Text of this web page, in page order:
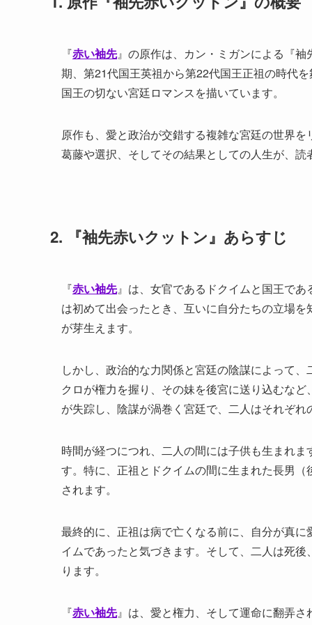
『赤い袖先』の原作は、カン・ミガンによる『
期、第21代国王英祖から第22代国王正祖の時代
国王の切ない宮廷ロマンスを描いています。
原作も、愛と政治が交錯する複雑な宮廷の世界
葛藤や選択、そしてその結果としての人生が、
2. 『袖先赤いクットン』あらすじ
『赤い袖先』は、女官であるドクイムと国王で
は初めて出会ったとき、互いに自分たちの立場
が芽生えます。
しかし、政治的な力関係と宮廷の陰謀によって
クロが権力を握り、その妹を後宮に送り込むな
が失踪し、陰謀が渦巻く宮廷で、二人はそれぞ
時間が経つにつれ、二人の間には子供も生まれ
す。特に、正祖とドクイムの間に生まれた長男
されます。
最終的に、正祖は病で亡くなる前に、自分が真
イムであったと気づきます。そして、二人は死
ります。
『赤い袖先』は、愛と権力、そして運命に翻弄